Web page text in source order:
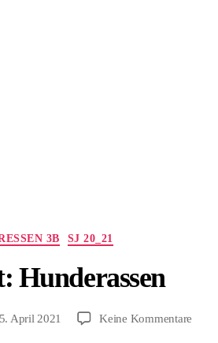
Kategorien
3B SJ 20_21
Hunderassen
April 2021 Keine Kommentare